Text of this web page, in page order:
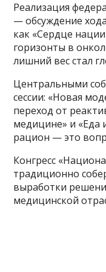
Реализация
— обсуждение
как «Сердце
горизонты в
лишний вес стал
Центральными
сессии: «Новая
переход от
медицине» и «Еда
рацион — это
Конгресс
традиционно
выработки
медицинской